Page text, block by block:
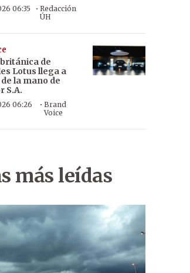
06:35
· Redacción
ÚH
de
Lotus llega a
la mano de
S.A.
06:26
· Brand
Voice
más leídas